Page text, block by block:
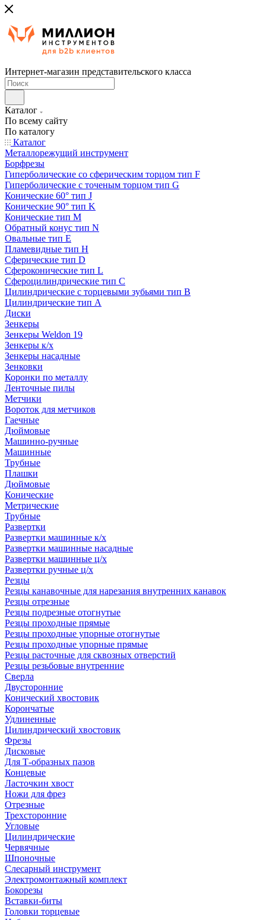
Интернет-магазин представительского класса
Каталог
По всему сайту
По каталогу
Каталог
Металлорежущий инструмент
Борфрезы
Гиперболические cо сферическим торцом тип F
Гиперболические с точеным торцом тип G
Конические 60° тип J
Конические 90° тип K
Конические тип M
Обратный конус тип N
Овальные тип E
Пламевидные тип H
Сферические тип D
Сфероконические тип L
Сфероцилиндрические тип C
Цилиндрические с торцевыми зубьями тип B
Цилиндрические тип А
Диски
Зенкеры
Зенкеры Weldon 19
Зенкеры к/х
Зенкеры насадные
Зенковки
Коронки по металлу
Ленточные пилы
Метчики
Вороток для метчиков
Гаечные
Дюймовые
Машинно-ручные
Машинные
Трубные
Плашки
Дюймовые
Конические
Метрические
Трубные
Развертки
Развертки машинные к/х
Развертки машинные насадные
Развертки машинные ц/х
Развертки ручные ц/х
Резцы
Резцы канавочные для нарезания внутренних канавок
Резцы отрезные
Резцы подрезные отогнутые
Резцы проходные прямые
Резцы проходные упорные отогнутые
Резцы проходные упорные прямые
Резцы расточные для сквозных отверстий
Резцы резьбовые внутренние
Сверла
Двусторонние
Конический хвостовик
Корончатые
Удлиненные
Цилиндрический хвостовик
Фрезы
Дисковые
Для Т-образных пазов
Концевые
Ласточкин хвост
Ножи для фрез
Отрезные
Трехсторонние
Угловые
Цилиндрические
Червячные
Шпоночные
Слесарный инструмент
Электромонтажный комплект
Бокорезы
Вставки-биты
Головки торцевые